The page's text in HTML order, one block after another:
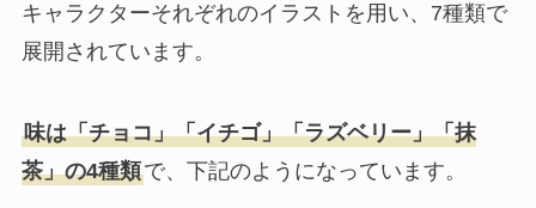
キャラクターそれぞれのイラストを用い、7種類で
展開されています。
味は「チョコ」「イチゴ」「ラズベリー」「抹
茶」の4種類で、下記のようになっています。